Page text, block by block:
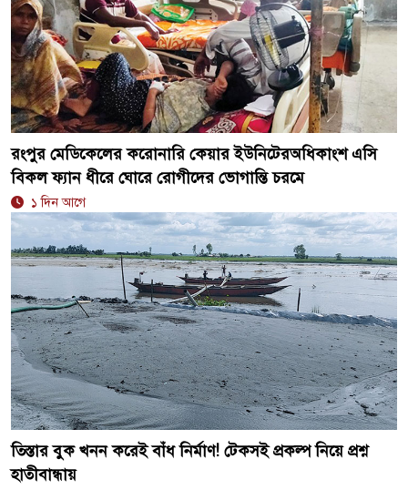
রংপুর মেডিকেলের করোনারি কেয়ার ইউনিটেরঅধিকাংশ এসি
বিকল ফ্যান ধীরে ঘোরে রোগীদের ভোগান্তি চরমে
১ দিন আগে
তিস্তার বুক খনন করেই বাঁধ নির্মাণ! টেকসই প্রকল্প নিয়ে প্রশ্ন
হাতীবান্ধায়